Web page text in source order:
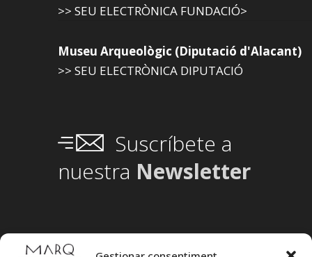
>> SEU ELECTRÒNICA FUNDACIÓ>
Museu Arqueològic (Diputació d'Alacant)
>> SEU ELECTRÒNICA DIPUTACIÓ
Suscríbete a
nuestra Newsletter